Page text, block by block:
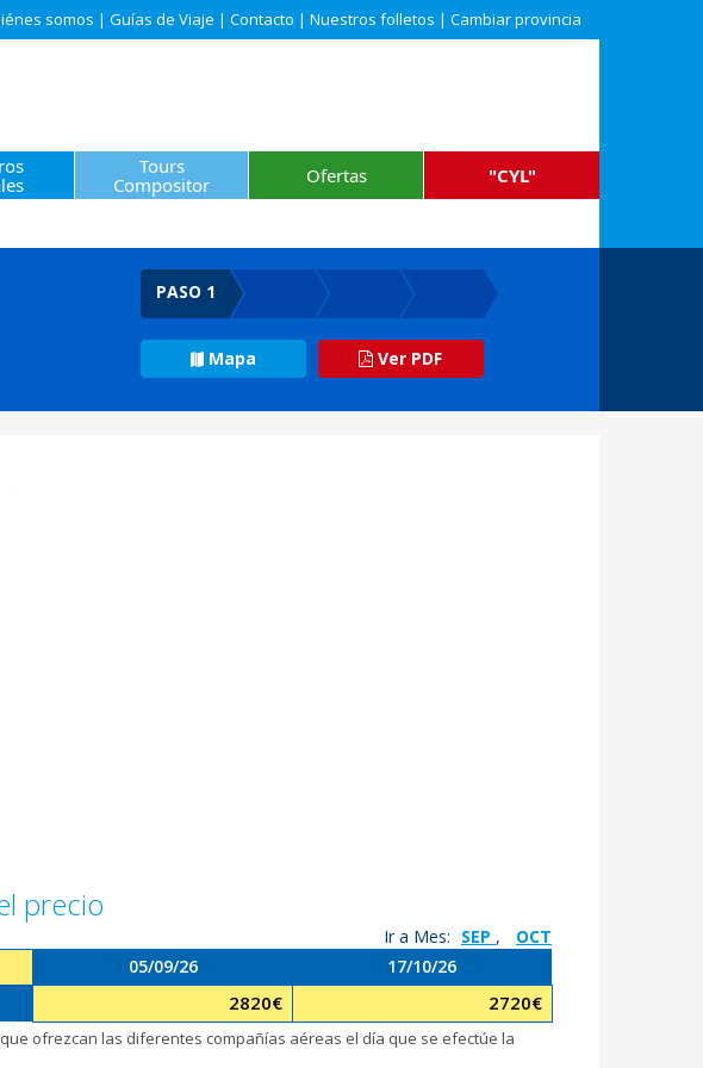
somos | Guías de Viaje | Contacto | Nuestros folletos | Cambiar provincia
Tours
Compositor
Ofertas "CYL"
PASO 1
Mapa Ver PDF
precio
Ir a Mes: SEP ,
OCT
05/09/26
17/10/26
2820€ 2720€
ofrezcan las diferentes compañías aéreas el día que se efectúe la